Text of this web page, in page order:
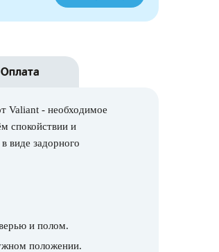
Оплата
Valiant - необходимое
спокойствии и
виде задорного
и полом.
положении.